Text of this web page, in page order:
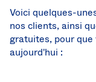
Voici quelques-
nos clients, ainsi
gratuites, pour
aujourd'hui :